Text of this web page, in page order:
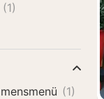
(1)
(1)